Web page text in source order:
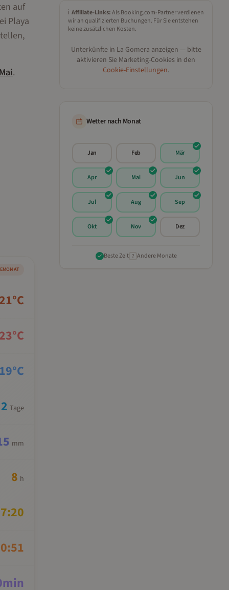
auf
Playa
.
°C
°C
°C
2 Tage
mm
8 h
min
ℹ️ Affiliate-Links:Als Booking.com-Partner verdienen
wir an qualifizierten Buchungen. Für Sie entstehen
keine zusätzlichen Kosten.
Unterkünfte in La Gomera anzeigen — bitte
aktivieren Sie Marketing-Cookies in den
Cookie-Einstellungen.
Wetter nach Monat
Jan Feb Mär
Apr Mai Jun
Jul Aug Sep
Okt Nov Dez
Beste Zeit ? Andere Monate